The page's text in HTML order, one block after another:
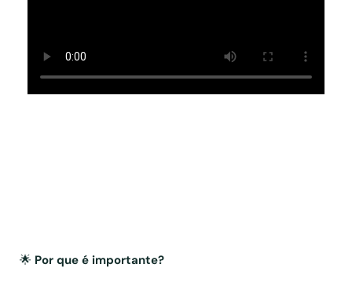
🌟 Por que é importante?